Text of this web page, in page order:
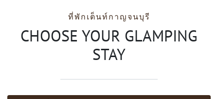
ที่พักเต็นท์กาญจนบุรี
CHOOSE YOUR GLAMPING
STAY